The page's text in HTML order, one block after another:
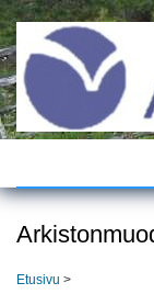
Hyppää
pääsisältöön
Etusivu >